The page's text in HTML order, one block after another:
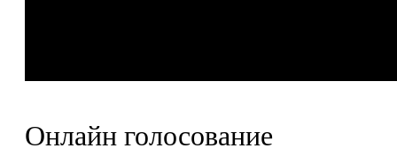
Онлайн голосование